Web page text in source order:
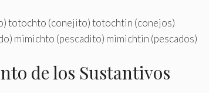
totochto (conejito) totochtin (conejos)
mimichto (pescadito) mimichtin (pescados)
de los Sustantivos